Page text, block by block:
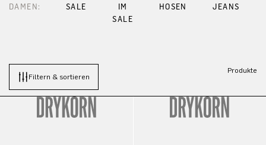
DAMEN: SALE
IM
SALE
HOSEN JEANS
Filtern & sortieren
Produkte